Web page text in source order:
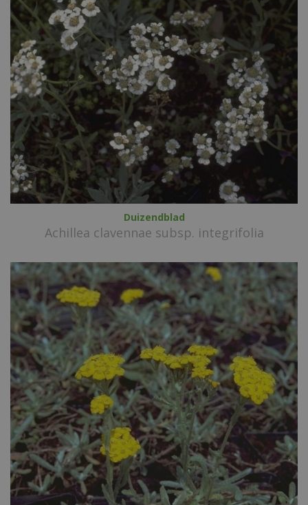
Duizendblad
Achillea clavennae subsp. integrifolia